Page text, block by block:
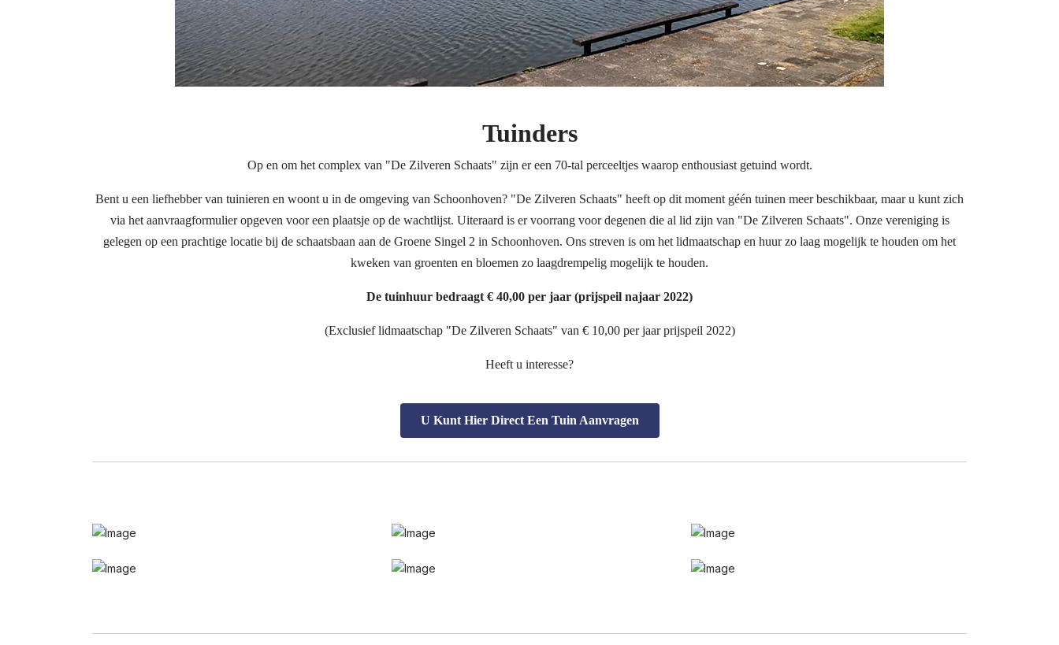
Tuinders
Op en om het complex van "De Zilveren Schaats" zijn er een 70-tal perceeltjes waarop enthousiast getuind wordt.
Bent u een liefhebber van tuinieren en woont u in de omgeving van Schoonhoven? "De Zilveren Schaats" heeft op dit moment géén tuinen meer beschikbaar, maar u kunt zich
via het aanvraagformulier opgeven voor een plaatsje op de wachtlijst. Uiteraard is er voorrang voor degenen die al lid zijn van "De Zilveren Schaats". Onze vereniging is
gelegen op een prachtige locatie bij de schaatsbaan aan de Groene Singel 2 in Schoonhoven. Ons streven is om het lidmaatschap en huur zo laag mogelijk te houden om het
kweken van groenten en bloemen zo laagdrempelig mogelijk te houden.
De tuinhuur bedraagt € 40,00 per jaar (prijspeil najaar 2022)
(Exclusief lidmaatschap "De Zilveren Schaats" van € 10,00 per jaar prijspeil 2022)
Heeft u interesse?
U Kunt Hier Direct Een Tuin Aanvragen